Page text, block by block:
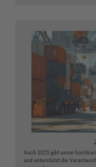
Auch 2025 gibt unser
und unterstützt die